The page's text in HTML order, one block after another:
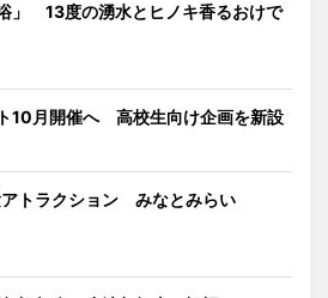
」 13度の湧水とヒノキ香るおけで
10月開催へ 高校生向け企画を新設
アトラクション みなとみらい